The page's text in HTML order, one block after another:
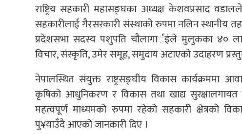
राष्ट्रिय सहकारी महासङ्घका अध्यक्ष केशवप्रसाद
सहकारीलाई गैरसरकारी संस्थाको रुपमा नलिन स्थानीय
प्रदेशसभा सदस्य पशुपति चौलागार्इंले मुलुकका ४०
विचार, संस्कृति, उमेर समूह, समुदाय अटाएको उदाहरण
नेपालस्थित संयुक्त राष्ट्रसङ्घीय विकास कार्यक्रममा
कृषिको आधुनिकरण र विकास तथा खाद्य
महत्वपूर्ण माध्यमको रुपमा रहेको सहकारी क्षेत्रको
पु¥याउँदै आएको जानकारी दिए ।